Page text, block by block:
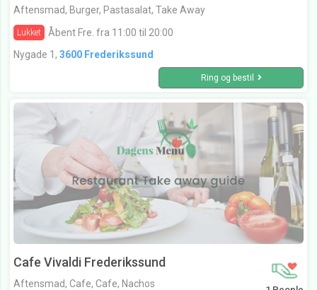
Aftensmad, Burger, Pastasalat, Take Away
Lukket
Åbent Fre. fra 11:00 til 20:00
Nygade 1, 3600 Frederikssund
Ring og bestil
Cafe Vivaldi Frederikssund
Aftensmad, Cafe, Cafe, Nachos